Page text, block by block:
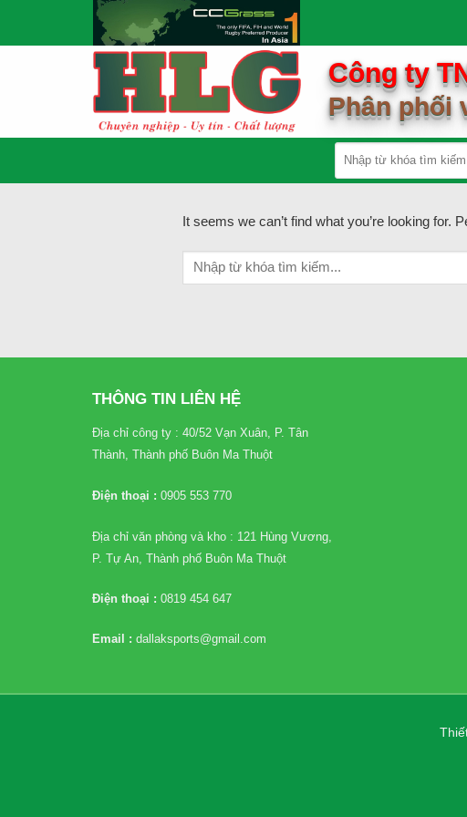
Công ty
Phân phối
It seems we can’t find what you’re looking for.
THÔNG TIN LIÊN HỆ
Địa chỉ công ty : 40/52 Vạn Xuân, P. Tân
Thành, Thành phố Buôn Ma Thuột
Điện thoại : 0905 553 770
Địa chỉ văn phòng và kho : 121 Hùng Vương,
P. Tự An, Thành phố Buôn Ma Thuột
Điện thoại : 0819 454 647
Email : dallaksports@gmail.com